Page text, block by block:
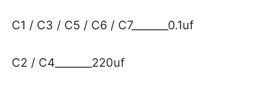
C1 / C3 / C5 / C6 / C7_______0.1uf
C2 / C4_______220uf